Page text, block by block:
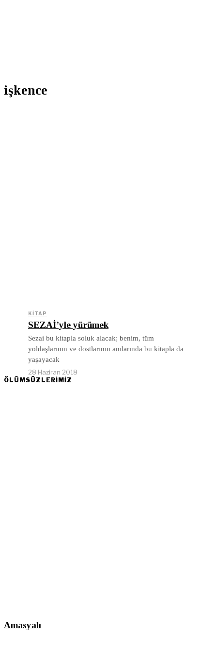
işkence
KITAP
SEZAİ’yle yürümek
Sezai bu kitapla soluk alacak; benim, tüm
yoldaşlarının ve dostlarının anılarında bu kitapla da
yaşayacak
28 Haziran 2018
ÖLÜMSÜZLERİMİZ
Amasyalı